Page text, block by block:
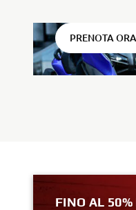
PRENOTA ORA
FINO AL 50%